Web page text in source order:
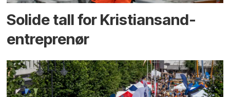
Solide tall for Kristiansand-
entreprenør